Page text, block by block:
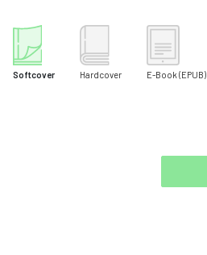
Softcover Hardcover E-Book (EPUB)